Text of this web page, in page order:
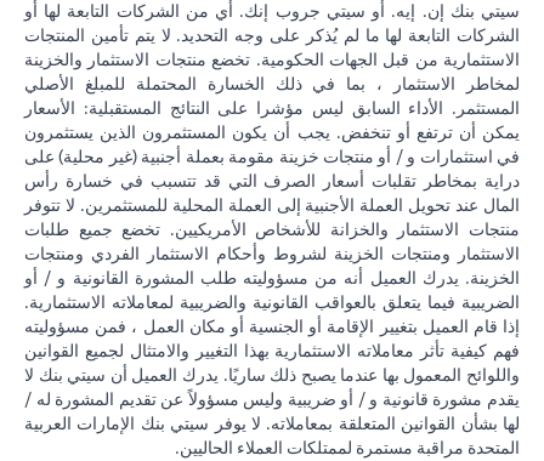
سيتي بنك إن. إيه. أو سيتي جروب إنك. أي من الشركات التابعة لها أو
الشركات التابعة لها ما لم يُذكر على وجه التحديد. لا يتم تأمين المنتجات
الاستثمارية من قبل الجهات الحكومية. تخضع منتجات الاستثمار والخزينة
لمخاطر الاستثمار ، بما في ذلك الخسارة المحتملة للمبلغ الأصلي
المستثمر. الأداء السابق ليس مؤشرا على النتائج المستقبلية: الأسعار
يمكن أن ترتفع أو تنخفض. يجب أن يكون المستثمرون الذين يستثمرون
في استثمارات و / أو منتجات خزينة مقومة بعملة أجنبية (غير محلية) على
دراية بمخاطر تقلبات أسعار الصرف التي قد تتسبب في خسارة رأس
المال عند تحويل العملة الأجنبية إلى العملة المحلية للمستثمرين. لا تتوفر
منتجات الاستثمار والخزانة للأشخاص الأمريكيين. تخضع جميع طلبات
الاستثمار ومنتجات الخزينة لشروط وأحكام الاستثمار الفردي ومنتجات
الخزينة. يدرك العميل أنه من مسؤوليته طلب المشورة القانونية و / أو
الضريبية فيما يتعلق بالعواقب القانونية والضريبية لمعاملاته الاستثمارية.
إذا قام العميل بتغيير الإقامة أو الجنسية أو مكان العمل ، فمن مسؤوليته
فهم كيفية تأثر معاملاته الاستثمارية بهذا التغيير والامتثال لجميع القوانين
واللوائح المعمول بها عندما يصبح ذلك ساريًا. يدرك العميل أن سيتي بنك لا
يقدم مشورة قانونية و / أو ضريبية وليس مسؤولاً عن تقديم المشورة له /
لها بشأن القوانين المتعلقة بمعاملاته. لا يوفر سيتي بنك الإمارات العربية
المتحدة مراقبة مستمرة لممتلكات العملاء الحاليين.